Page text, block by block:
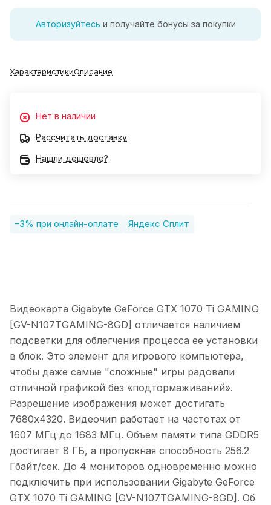
Авторизуйтесь и получайте бонусы за покупки
ХарактеристикиОписание
Нет в наличии
Рассчитать доставку
Нашли дешевле?
–3% при онлайн-оплате Яндекс Сплит
Видеокарта Gigabyte GeForce GTX 1070 Ti GAMING
[GV-N107TGAMING-8GD] отличается наличием
подсветки для облегчения процесса ее установки
в блок. Это элемент для игрового компьютера,
чтобы даже самые "сложные" игры радовали
отличной графикой без «подтормаживаний».
Разрешение изображения может достигать
7680x4320. Видеочип работает на частотах от
1607 МГц до 1683 МГц. Объем памяти типа GDDR5
достигает 8 ГБ, а пропускная способность 256.2
Гбайт/сек. До 4 мониторов одновременно можно
подключить при использовании Gigabyte GeForce
GTX 1070 Ti GAMING [GV-N107TGAMING-8GD]. Об